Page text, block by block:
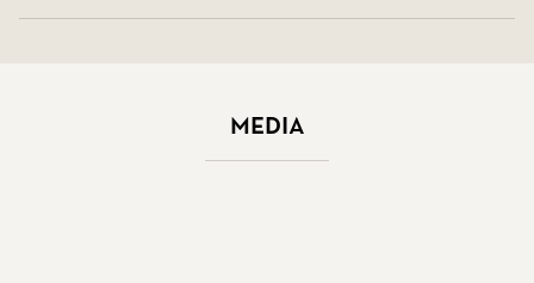
Media